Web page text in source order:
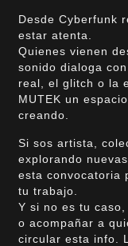
Desde Cyberfunk
estar atenta.
Quienes vienen
sonido dialoga
real, el glitch o la
MUTEK un
creando.
Si sos artista,
explorando
esta convocatoria
tu trabajo.
Y si no es tu
o acompañar a
circular esta info.